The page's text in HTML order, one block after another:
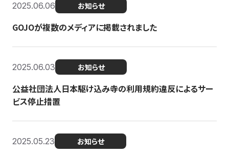
2025.06.06 お知らせ
GOJOが複数のメディアに掲載されました
2025.06.03 お知らせ
公益社団法人日本駆け込み寺の利用規約違反によるサー
ビス停止措置
2025.05.23 お知らせ